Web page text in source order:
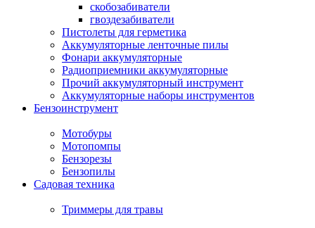
скобозабиватели
гвоздезабиватели
Пистолеты для герметика
Аккумуляторные ленточные пилы
Фонари аккумуляторные
Радиоприемники аккумуляторные
Прочий аккумуляторный инструмент
Аккумуляторные наборы инструментов
Бензоинструмент
Мотобуры
Мотопомпы
Бензорезы
Бензопилы
Садовая техника
Триммеры для травы